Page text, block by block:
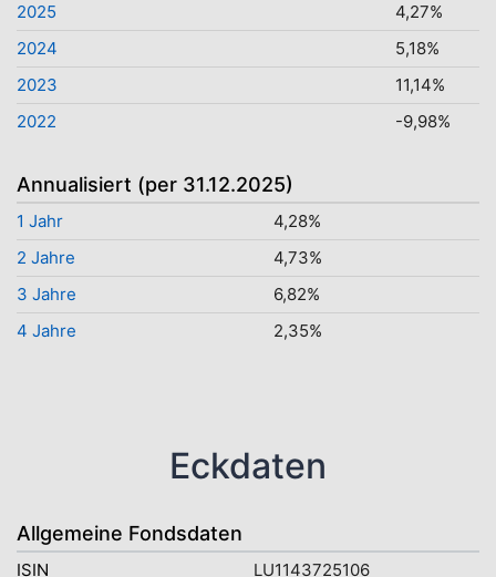
2025
4,27%
2024
5,18%
2023
11,14%
2022
-9,98%
Annualisiert (per 31.12.2025)
1 Jahr
4,28%
2 Jahre
4,73%
3 Jahre
6,82%
4 Jahre
2,35%
Eckdaten
Allgemeine Fondsdaten
ISIN
LU1143725106